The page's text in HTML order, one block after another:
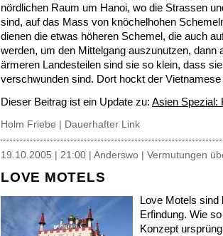
nördlichen Raum um Hanoi, wo die Strassen
sind, auf das Mass von knöchelhohen
dienen die etwas höheren Schemel, die auch
werden, um den Mittelgang auszunutzen, dann
ärmeren Landesteilen sind sie so klein, dass
verschwunden sind. Dort hockt der
Dieser Beitrag ist ein Update zu: Asien Spezial:
Holm Friebe Dauerhafter Link
19.10.2005 | 21:00 | Anderswo | Vermutungen
LOVE MOTELS
Love Motels sind
Erfindung. Wie
Konzept